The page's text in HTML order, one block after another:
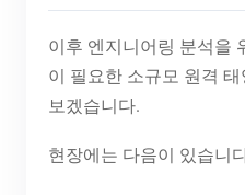
이후 엔지니어링 분석을
이 필요한 소규모 원격
보겠습니다.
현장에는 다음이 있습니